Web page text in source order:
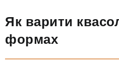
Як варити
формах